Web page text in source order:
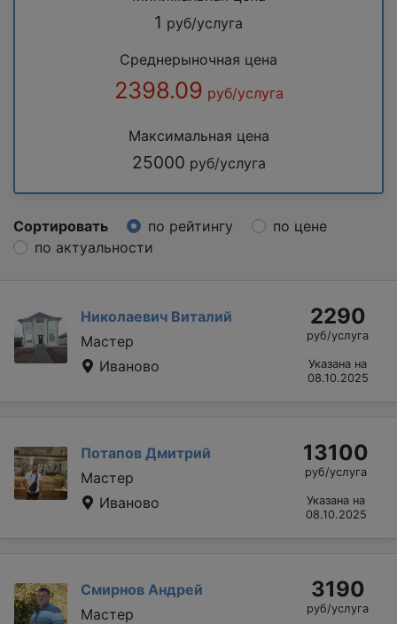
1 руб/услуга
Среднерыночная цена
2398.09 руб/услуга
Максимальная цена
25000 руб/услуга
Сортировать по рейтингу
по цене
по актуальности
Николаевич Виталий
Мастер
Иваново
2290
руб/услуга
Указана на
08.10.2025
Потапов Дмитрий
Мастер
Иваново
13100
руб/услуга
Указана на
08.10.2025
Смирнов Андрей
Мастер
3190
руб/услуга